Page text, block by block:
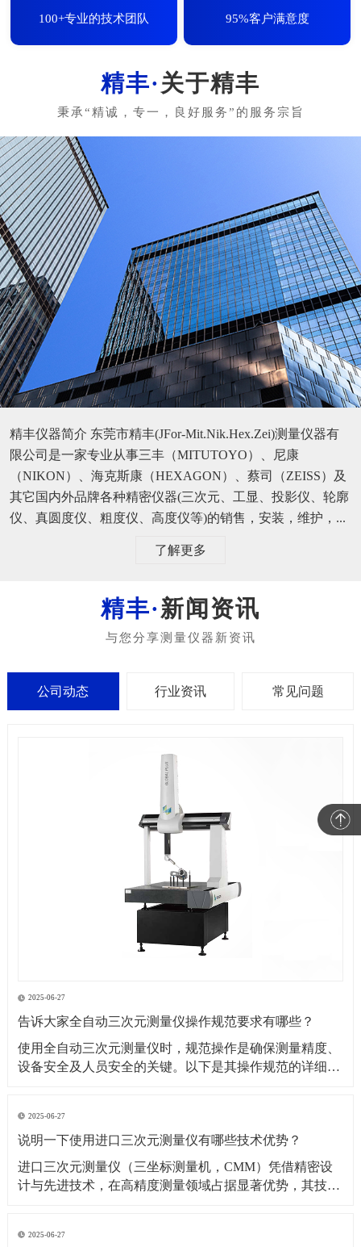
100+专业的技术团队 95%客户满意度
关于精丰
精丰仪器简介 东莞市精丰(JFor-Mit.Nik.Hex.Zei)测量仪器有
限公司是一家专业从事三丰（MITUTOYO）、尼康
（NIKON）、海克斯康（HEXAGON）、蔡司（ZEISS）及
其它国内外品牌各种精密仪器(三次元、工显、投影仪、轮廓
仪、真圆度仪、粗度仪、高度仪等)的销售，安装，维护，...
了解更多
新闻资讯
公司动态 行业资讯 常见问题
2025-06-27
告诉大家全自动三次元测量仪操作规范要求有哪些？
​使用全自动三次元测量仪时，规范操作是确保测量精度、
设备安全及人员安全的关键。以下是其操作规范的详细要
度控制在 40%~60% RH，避免温度剧烈波动或潮湿导致设
备变形、传感器失灵。防尘与防
2025-06-27
说明一下使用进口三次元测量仪有哪些技术优势？
​进口三次元测量仪（三坐标测量机，CMM）凭借精密设
计与先进技术，在高精度测量领域占据显著优势，其技术
辨率与重复性：进口设备（如德国蔡司、美国 API、日本
2025-06-27